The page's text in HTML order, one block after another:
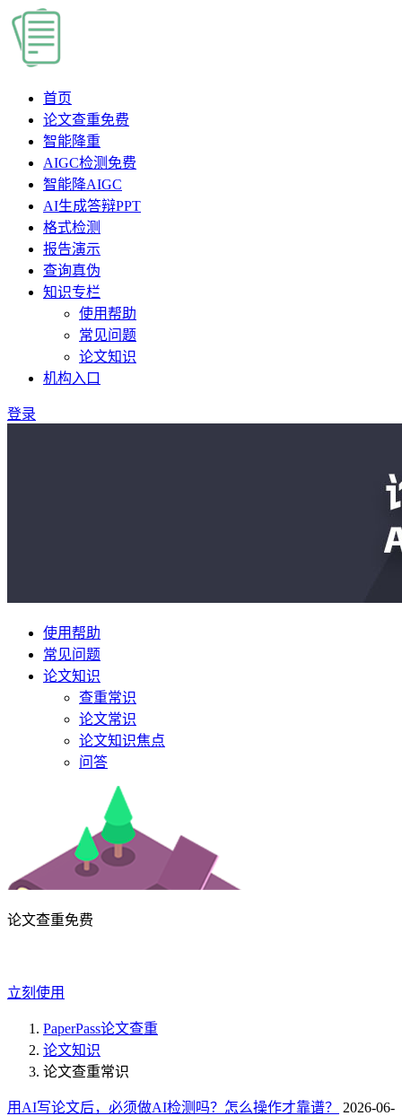
首页
论文查重免费
智能降重
AIGC检测 免费
智能降AIGC
AI生成答辩PPT
格式检测
报告演示
查询真伪
知识专栏
使用帮助
常见问题
论文知识
机构入口
登录
使用帮助
常见问题
论文知识
查重常识
论文常识
论文知识焦点
问答
论文查重免费
立刻使用
PaperPass论文查重
论文知识
论文查重常识
用AI写论文后，必须做AI检测吗？怎么操作才靠谱？
2026-06-